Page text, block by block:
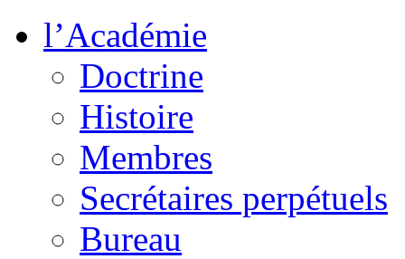
l’Académie
Doctrine
Histoire
Membres
Secrétaires perpétuels
Bureau